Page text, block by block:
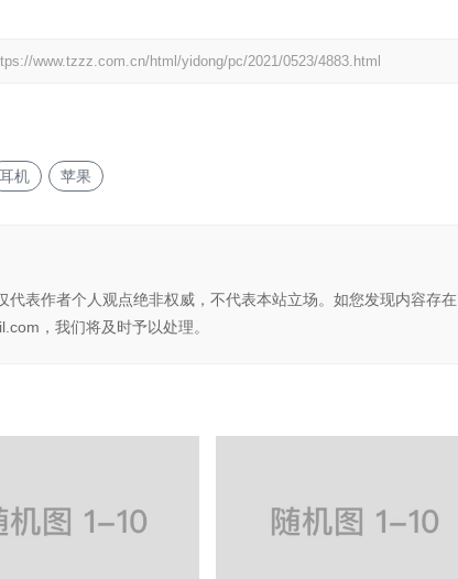
www.tzzz.com.cn/html/yidong/pc/2021/0523/4883.html
耳机 苹果
代表作者个人观点绝非权威，不代表本站立场。如您发现内容存在
，我们将及时予以处理。